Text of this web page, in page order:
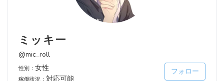
ミッキー
@mic_roll
性別： 女性
稼働状況： 対応可能
フォロー